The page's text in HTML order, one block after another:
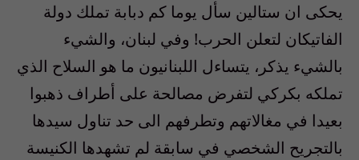
يحكى ان ستالين سأل يوما كم دبابة تملك دولة
الفاتيكان لتعلن الحرب! وفي لبنان، والشيء
بالشيء يذكر، يتساءل اللبنانيون ما هو السلاح الذي
تملكه بكركي لتفرض مصالحة على أطراف ذهبوا
بعيدا في مغالاتهم وتطرفهم الى حد تناول سيدها
بالتجريح الشخصي في سابقة لم تشهدها الكنيسة